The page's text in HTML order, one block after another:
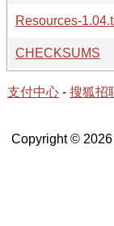
Resources-
CHECKSUMS
支付中心 - 搜狐招
Copyright © 2026